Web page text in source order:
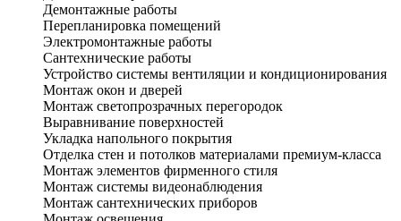
Демонтажные работы
Перепланировка помещений
Электромонтажные работы
Сантехнические работы
Устройство системы вентиляции и кондиционирования
Монтаж окон и дверей
Монтаж светопрозрачных перегородок
Выравнивание поверхностей
Укладка напольного покрытия
Отделка стен и потолков материалами премиум-класса
Монтаж элементов фирменного стиля
Монтаж системы видеонаблюдения
Монтаж сантехнических приборов